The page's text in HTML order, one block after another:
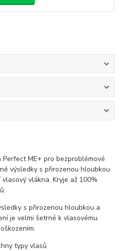
ME+ pro bezproblémové
výsledky s přirozenou hloubkou
vlákna. Kryje až 100%
s přirozenou hloubkou a
je velmi šetrné k vlasovému
typy vlasů